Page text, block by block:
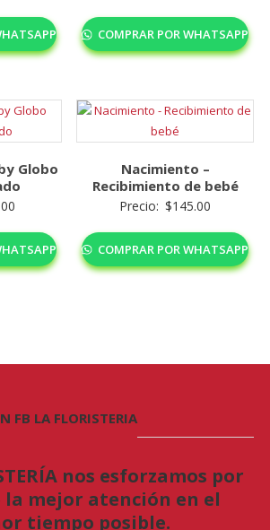
COMPRAR POR WHATSAPP
Globo
Nacimiento –
Recibimiento de bebé
Precio: $145.00
COMPRAR POR WHATSAPP
FB LA FLORISTERIA
nos esforzamos por
mejor atención en el
tiempo posible.